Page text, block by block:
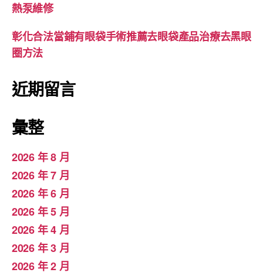
熱泵維修
彰化合法當鋪有眼袋手術推薦去眼袋產品治療去黑眼
圈方法
近期留言
彙整
2026 年 8 月
2026 年 7 月
2026 年 6 月
2026 年 5 月
2026 年 4 月
2026 年 3 月
2026 年 2 月